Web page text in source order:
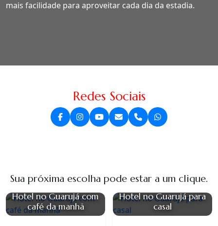
mais facilidade para aproveitar cada dia da estadia.
Redes Sociais
Sua próxima escolha pode estar a um clique.
Hotel no Guarujá com
café da manhã
Hotel no Guarujá para
casal